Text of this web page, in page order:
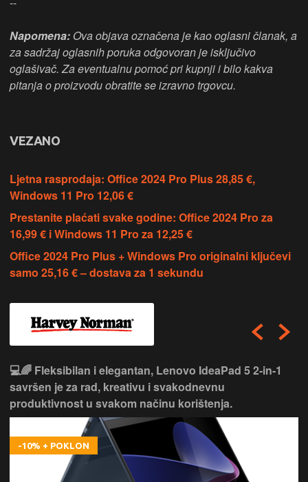
Napomena: Ova objava označena je kao oglasni članak, a
za sadržaj oglasnih poruka odgovoran je isključivo
oglašivač. Za eventualnu pomoć pri kupnji i bilo kakva
pitanja o proizvodu obratite se izravno trgovcu.
VEZANO
Ljetna rasprodaja: Office 2024 Pro Plus 28,85 €,
Windows 11 Pro 12,06 €
Prestanite plaćati svake godine: Office 2024 Pro za
16,99 € i Windows 11 Pro za 12,25 €
Office 2024 Pro Plus + Windows Pro originalni ključevi
samo 25,16 € – dostava za 1 sekundu
💻🌈 Fleksibilan i elegantan, Lenovo IdeaPad 5 2‑in‑1
savršen je za rad, kreativu i svakodnevnu
produktivnost u svakom načinu korištenja.
-10% + POKLON